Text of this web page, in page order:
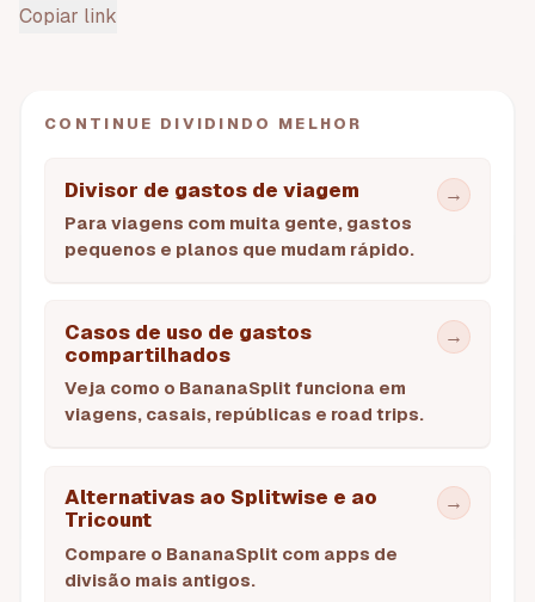
Copiar link
CONTINUE DIVIDINDO MELHOR
Divisor de gastos de viagem
Para viagens com muita gente, gastos
pequenos e planos que mudam rápido.
→
Casos de uso de gastos
compartilhados
Veja como o BananaSplit funciona em
viagens, casais, repúblicas e road trips.
→
Alternativas ao Splitwise e ao
Tricount
Compare o BananaSplit com apps de
divisão mais antigos.
→